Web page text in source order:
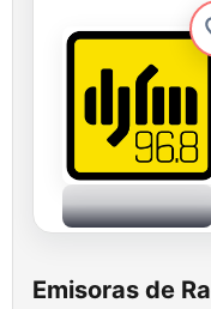
Emisoras de